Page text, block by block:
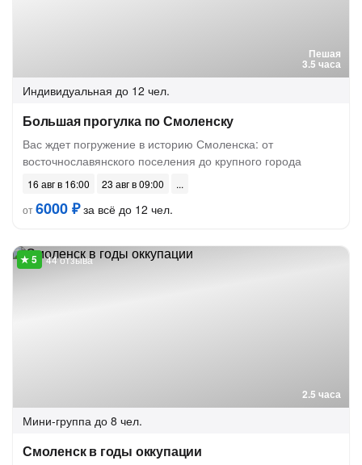
Пешая
3.5 часа
Индивидуальная до 12 чел.
Большая прогулка по Смоленску
Вас ждет погружение в историю Смоленска: от
восточнославянского поселения до крупного города
16 авг в 16:00
23 авг в 09:00
от6000 ₽за всё до 12 чел.
2.5 часа
44 отзыва
Мини-группа до 8 чел.
Смоленск в годы оккупации